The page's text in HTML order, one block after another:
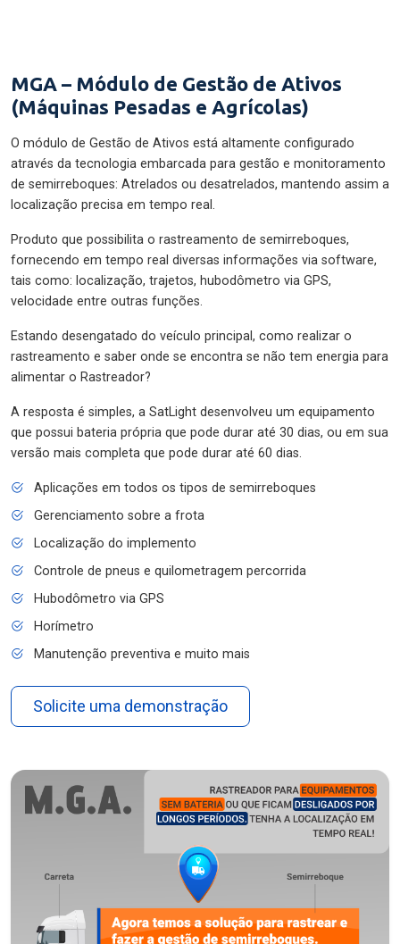
MGA – Módulo de Gestão de Ativos
(Máquinas Pesadas e Agrícolas)
O módulo de Gestão de Ativos está altamente configurado
através da tecnologia embarcada para gestão e monitoramento
de semirreboques: Atrelados ou desatrelados, mantendo assim a
localização precisa em tempo real.
Produto que possibilita o rastreamento de semirreboques,
fornecendo em tempo real diversas informações via software,
tais como: localização, trajetos, hubodômetro via GPS,
velocidade entre outras funções.
Estando desengatado do veículo principal, como realizar o
rastreamento e saber onde se encontra se não tem energia para
alimentar o Rastreador?
A resposta é simples, a SatLight desenvolveu um equipamento
que possui bateria própria que pode durar até 30 dias, ou em sua
versão mais completa que pode durar até 60 dias.
Aplicações em todos os tipos de semirreboques
Gerenciamento sobre a frota
Localização do implemento
Controle de pneus e quilometragem percorrida
Hubodômetro via GPS
Horímetro
Manutenção preventiva e muito mais
Solicite uma demonstração